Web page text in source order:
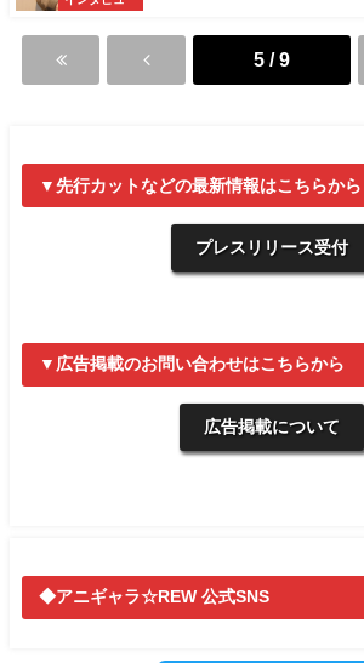
5 / 9
▼先行カットなどの最新情報はこちらから
プレスリリース受付
▼広告掲載のお問い合わせはこちらから
広告掲載について
◆アニギャラ☆REW 公式SNS